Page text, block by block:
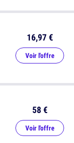
16,97 €
Voir l'offre
58 €
Voir l'offre